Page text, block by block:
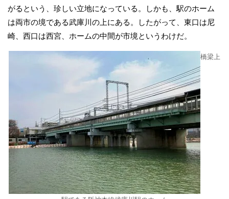
がるという、珍しい立地になっている。しかも、駅のホーム
は両市の境である武庫川の上にある。したがって、東口は尼
崎、西口は西宮、ホームの中間が市境というわけだ。
橋梁上